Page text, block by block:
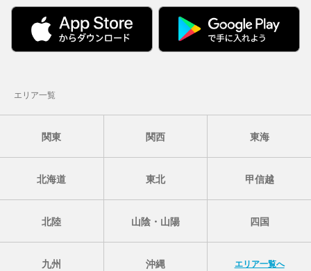
エリア一覧
関東 関西 東海
北海道 東北 甲信越
北陸 山陰・山陽 四国
九州 沖縄 エリア一覧へ